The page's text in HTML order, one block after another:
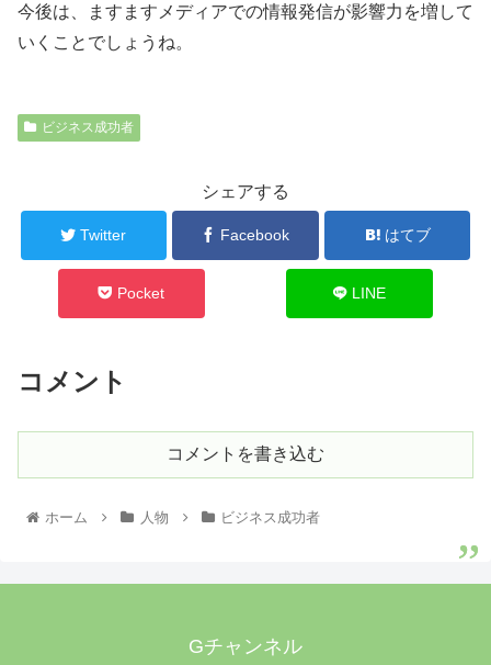
今後は、ますますメディアでの情報発信が影響力を増して
いくことでしょうね。
ビジネス成功者
シェアする
Twitter Facebook はてブ
Pocket LINE
コメント
コメントを書き込む
ホーム 人物 ビジネス成功者
Gチャンネル